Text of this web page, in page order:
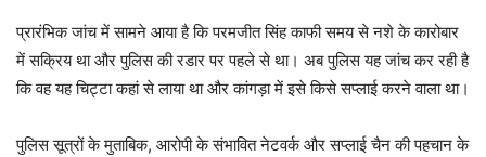
प्रारंभिक जांच में सामने आया है कि परमजीत सिंह काफी समय से नशे के कारोबार
में सक्रिय था और पुलिस की रडार पर पहले से था। अब पुलिस यह जांच कर रही है
कि वह यह चिट्टा कहां से लाया था और कांगड़ा में इसे किसे सप्लाई करने वाला था।
पुलिस सूत्रों के मुताबिक, आरोपी के संभावित नेटवर्क और सप्लाई चैन की पहचान के